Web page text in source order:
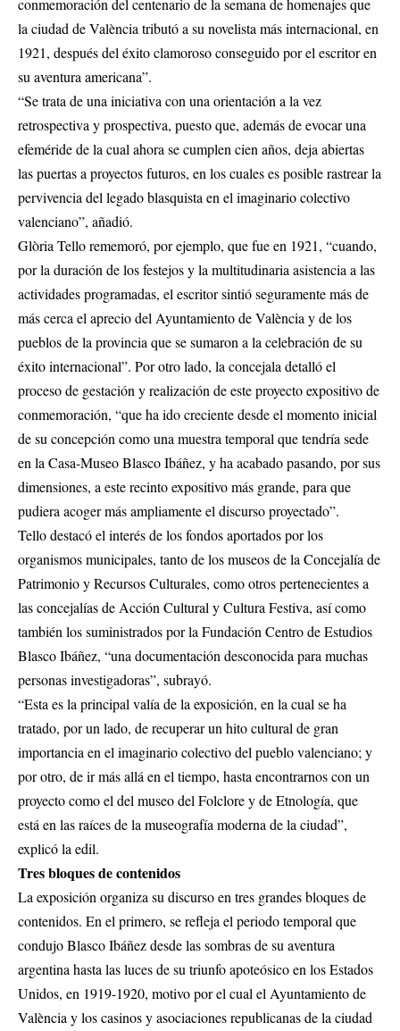
conmemoración del centenario de la semana de homenajes que
la ciudad de València tributó a su novelista más internacional, en
1921, después del éxito clamoroso conseguido por el escritor en
su aventura americana”.
“Se trata de una iniciativa con una orientación a la vez
retrospectiva y prospectiva, puesto que, además de evocar una
efeméride de la cual ahora se cumplen cien años, deja abiertas
las puertas a proyectos futuros, en los cuales es posible rastrear la
pervivencia del legado blasquista en el imaginario colectivo
valenciano”, añadió.
Glòria Tello rememoró, por ejemplo, que fue en 1921, “cuando,
por la duración de los festejos y la multitudinaria asistencia a las
actividades programadas, el escritor sintió seguramente más de
más cerca el aprecio del Ayuntamiento de València y de los
pueblos de la provincia que se sumaron a la celebración de su
éxito internacional”. Por otro lado, la concejala detalló el
proceso de gestación y realización de este proyecto expositivo de
conmemoración, “que ha ido creciente desde el momento inicial
de su concepción como una muestra temporal que tendría sede
en la Casa-Museo Blasco Ibáñez, y ha acabado pasando, por sus
dimensiones, a este recinto expositivo más grande, para que
pudiera acoger más ampliamente el discurso proyectado”.
Tello destacó el interés de los fondos aportados por los
organismos municipales, tanto de los museos de la Concejalía de
Patrimonio y Recursos Culturales, como otros pertenecientes a
las concejalías de Acción Cultural y Cultura Festiva, así como
también los suministrados por la Fundación Centro de Estudios
Blasco Ibáñez, “una documentación desconocida para muchas
personas investigadoras”, subrayó.
“Esta es la principal valía de la exposición, en la cual se ha
tratado, por un lado, de recuperar un hito cultural de gran
importancia en el imaginario colectivo del pueblo valenciano; y
por otro, de ir más allá en el tiempo, hasta encontrarnos con un
proyecto como el del museo del Folclore y de Etnología, que
está en las raíces de la museografía moderna de la ciudad”,
explicó la edil.
Tres bloques de contenidos
La exposición organiza su discurso en tres grandes bloques de
contenidos. En el primero, se refleja el periodo temporal que
condujo Blasco Ibáñez desde las sombras de su aventura
argentina hasta las luces de su triunfo apoteósico en los Estados
Unidos, en 1919-1920, motivo por el cual el Ayuntamiento de
València y los casinos y asociaciones republicanas de la ciudad